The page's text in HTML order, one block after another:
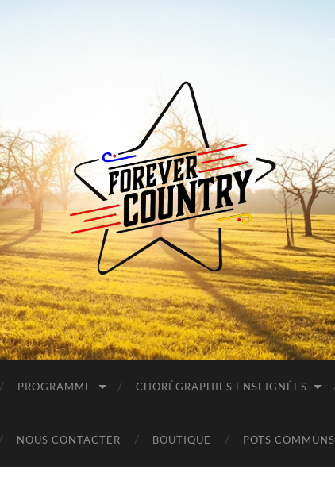
Forever
Country
PROGRAMME CHORÉGRAPHIES ENSEIGNÉES
NOUS CONTACTER BOUTIQUE POTS COMMUNS